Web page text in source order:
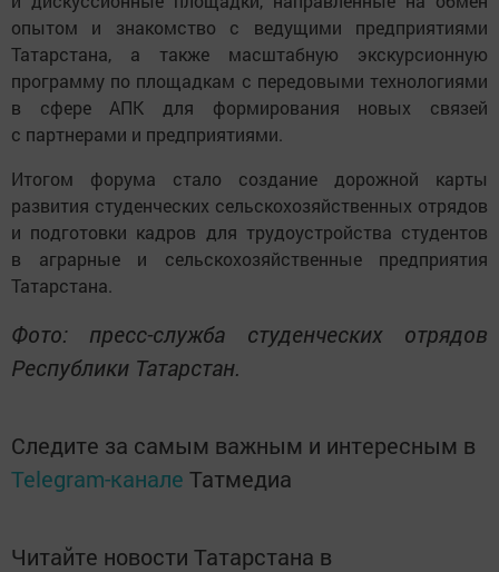
опытом и знакомство с ведущими предприятиями
Татарстана, а также масштабную экскурсионную
программу по площадкам с передовыми технологиями
в сфере АПК для формирования новых связей
с партнерами и предприятиями.
Итогом форума стало создание дорожной карты
развития студенческих сельскохозяйственных отрядов
и подготовки кадров для трудоустройства студентов
в аграрные и сельскохозяйственные предприятия
Татарстана.
Фото: пресс-служба студенческих отрядов
Республики Татарстан.
Следите за самым важным и интересным в
Telegram-канале Татмедиа
Читайте новости Татарстана в